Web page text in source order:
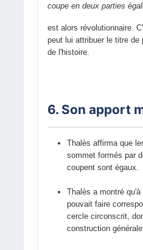
coupe en deux parties
est alors révolutionnaire.
peut lui attribuer le titre de
de l'histoire.
6. Son apport
Thalès affirma que
sommet formés par
coupent sont égaux.
Thalès a montré
pouvait faire
cercle circonscrit,
construction générale.